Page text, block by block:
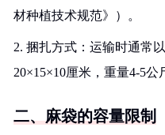
材种植技术规范》）。
2. 捆扎方式：运输时通常
20×15×10厘米，重量4-5公
二、麻袋的容量限制